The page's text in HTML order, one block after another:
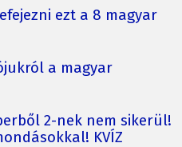
ezt a 8 magyar
a magyar
2-nek nem sikerül!
KVÍZ